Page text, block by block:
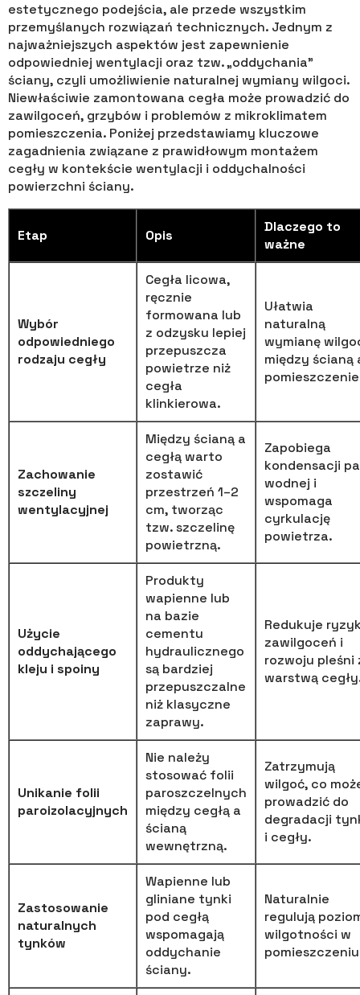
estetycznego podejścia, ale przede wszystkim
przemyślanych rozwiązań technicznych. Jednym z
najważniejszych aspektów jest zapewnienie
odpowiedniej wentylacji oraz tzw. „oddychania”
ściany, czyli umożliwienie naturalnej wymiany wilgoci.
Niewłaściwie zamontowana cegła może prowadzić do
zawilgoceń, grzybów i problemów z mikroklimatem
pomieszczenia. Poniżej przedstawiamy kluczowe
zagadnienia związane z prawidłowym montażem
cegły w kontekście wentylacji i oddychalności
powierzchni ściany.
Etap Opis
Dlaczego to
ważne
Wybór
odpowiedniego
rodzaju cegły
Cegła licowa,
ręcznie
formowana lub
z odzysku lepiej
przepuszcza
powietrze niż
cegła
klinkierowa.
Ułatwia
naturalną
wymianę
między ścianą
Zachowanie
szczeliny
wentylacyjnej
Między ścianą a
cegłą warto
zostawić
przestrzeń 1–2
cm, tworząc
tzw. szczelinę
powietrzną.
Zapobiega
kondensacji
wodnej i
wspomaga
cyrkulację
powietrza.
Użycie
oddychającego
kleju i spoiny
Produkty
wapienne lub
na bazie
cementu
hydraulicznego
są bardziej
przepuszczalne
niż klasyczne
zaprawy.
Redukuje
zawilgoceń i
rozwoju pleśni
warstwą
Unikanie folii
paroizolacyjnych
Nie należy
stosować folii
paroszczelnych
między cegłą a
ścianą
wewnętrzną.
Zatrzymują
wilgoć, co
prowadzić do
degradacji
i cegły.
Zastosowanie
naturalnych
tynków
Wapienne lub
gliniane tynki
pod cegłą
wspomagają
oddychanie
ściany.
Naturalnie
regulują
wilgotności w